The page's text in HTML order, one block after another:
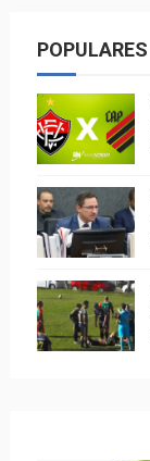
POPULARES